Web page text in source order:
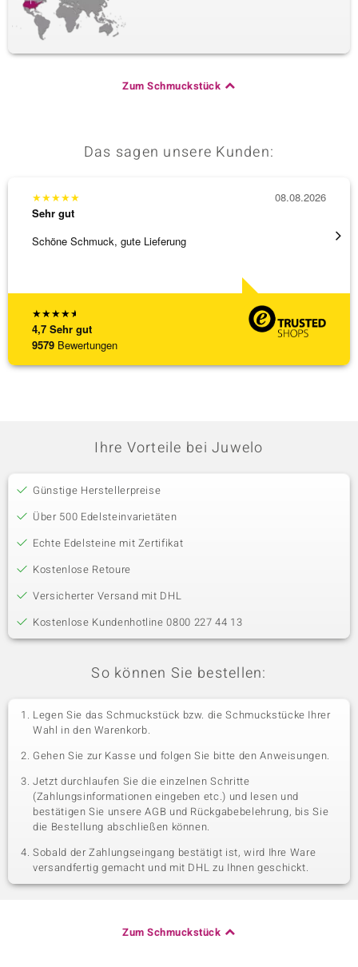
Zum Schmuckstück
Das sagen unsere Kunden:
★★★★★
4,7 Sehr gut
9579 Bewertungen
★★★★★
Sehr gut
Schöne Schmuck, gute Lieferung
08.08.2026
Ihre Vorteile bei Juwelo
Günstige Herstellerpreise
Über 500 Edelsteinvarietäten
Echte Edelsteine mit Zertifikat
Kostenlose Retoure
Versicherter Versand mit DHL
Kostenlose Kundenhotline 0800 227 44 13
So können Sie bestellen:
Legen Sie das Schmuckstück bzw. die Schmuckstücke Ihrer
Wahl in den Warenkorb.
Gehen Sie zur Kasse und folgen Sie bitte den Anweisungen.
Jetzt durchlaufen Sie die einzelnen Schritte
(Zahlungsinformationen eingeben etc.) und lesen und
bestätigen Sie unsere AGB und Rückgabebelehrung, bis Sie
die Bestellung abschließen können.
Sobald der Zahlungseingang bestätigt ist, wird Ihre Ware
versandfertig gemacht und mit DHL zu Ihnen geschickt.
Zum Schmuckstück